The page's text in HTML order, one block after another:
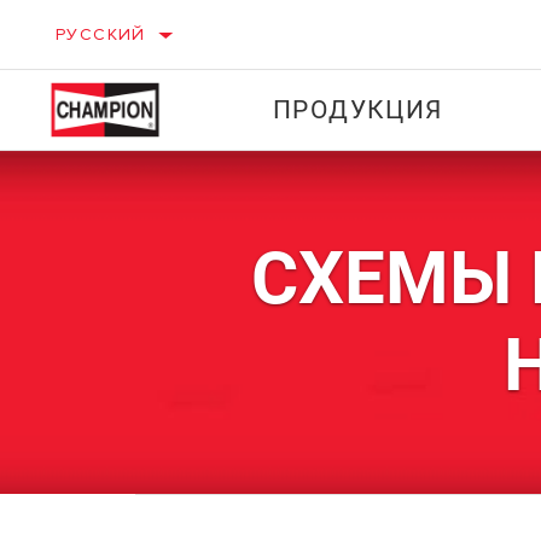
РУССКИЙ
ПРОДУКЦИЯ
ЛЕГКОВЫЕ
АВТОМОБИЛИ
КОМПОНЕНТЫ СИСТЕМЫСХЕМЫ